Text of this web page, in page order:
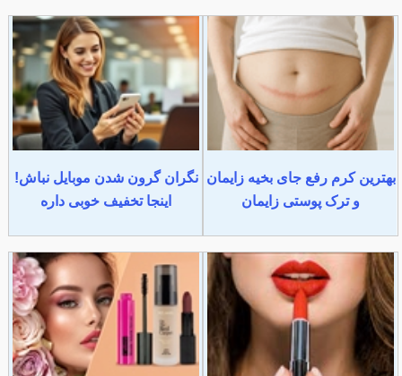
بهترین کرم رفع جای بخیه زایمان
و ترک پوستی زایمان
نگران گرون شدن موبایل نباش!
اینجا تخفیف خوبی داره